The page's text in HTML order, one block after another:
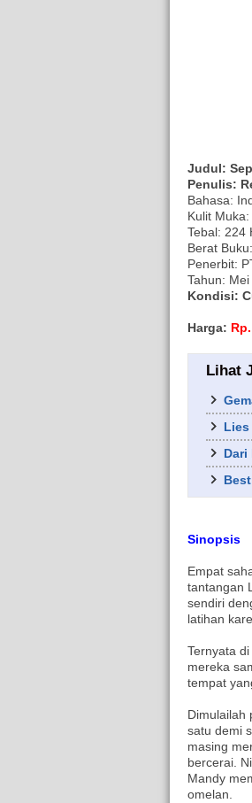
Judul:
Penulis:
Bahasa:
Kulit
Tebal: 224
Berat
Penerbit:
Tahun:
Kondisi:
Harga:
Lihat
Lies
Dari
Sinopsis
Empat
tantangan
sendiri
latihan
Ternyata
mereka
tempat
Dimulailah
satu demi
masing
bercerai.
Mandy
omelan.